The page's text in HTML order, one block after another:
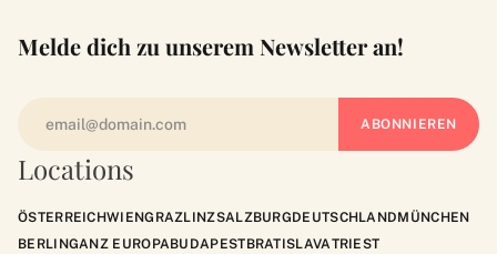
Locations
ÖSTERREICHWIENGRAZLINZSALZBURGDEUTSCHLANDMÜNCHEN
BERLINGANZ EUROPABUDAPESTBRATISLAVATRIEST
Melde dich zu unserem Newsletter an!